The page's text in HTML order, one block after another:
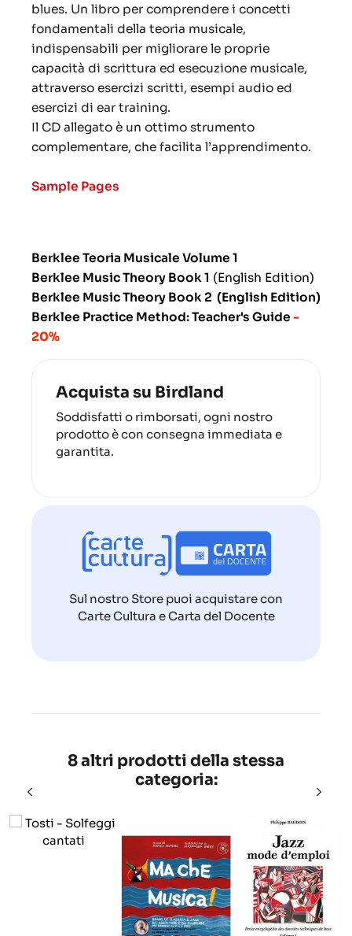
blues. Un libro per comprendere i concetti
fondamentali della teoria musicale,
indispensabili per migliorare le proprie
capacità di scrittura ed esecuzione musicale,
attraverso esercizi scritti, esempi audio ed
esercizi di ear training.
Il CD allegato è un ottimo strumento
complementare, che facilita l’apprendimento.
Sample Pages
Berklee Teoria Musicale Volume 1
Berklee Music Theory Book 1 (English Edition)
Berklee Music Theory Book 2 (English Edition)
Berklee Practice Method: Teacher's Guide -
20%
Acquista su Birdland
Soddisfatti o rimborsati, ogni nostro
prodotto è con consegna immediata e
garantita.
Sul nostro Store puoi acquistare con
Carte Cultura e Carta del Docente
8 altri prodotti della stessa
categoria: